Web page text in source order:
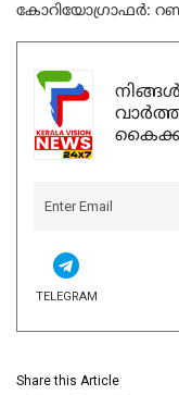
കോറിയോഗ്രാഫർ:
TELEGRAM
Share this Article